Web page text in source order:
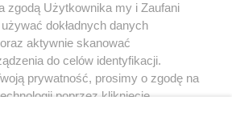
zgodą Użytkownika my i Zaufani
dokładnych danych
aktywnie skanować
do celów identyfikacji.
prywatność, prosimy o zgodę na
poprzez kliknięcie